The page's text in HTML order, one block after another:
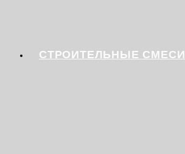
СТРОИТЕЛЬНЫЕ СМЕСИ